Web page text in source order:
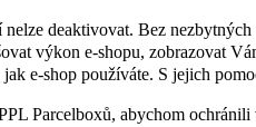
nelze deaktivovat. Bez
výkon e-shopu, zobrazovat
e-shop používáte. S jejich
Parcelboxů, abychom